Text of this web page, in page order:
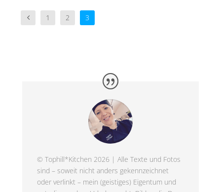
1 2 3
© Tophill*Kitchen 2026 | Alle Texte und Fotos
sind – soweit nicht anders gekennzeichnet
oder verlinkt – mein (geistiges) Eigentum und